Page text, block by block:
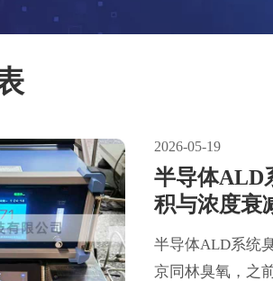
2026-05-19
半导体ALD
积与浓度衰
半导体ALD系统
京同林臭氧，之